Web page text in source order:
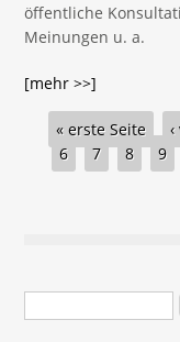
öffentliche
Meinungen u. a.
[mehr >>]
Seiten
« erste Seite
6
7 8 9
Suchformular